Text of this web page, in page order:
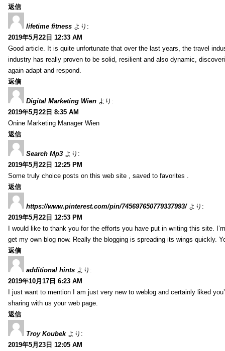
返信
lifetime fitness より:
2019年5月22日 12:33 AM
Good article. It is quite unfortunate that over the last years, the travel
industry has really proven to be solid, resilient and also dynamic,
again adapt and respond.
返信
Digital Marketing Wien より:
2019年5月22日 8:35 AM
Onine Marketing Manager Wien
返信
Search Mp3 より:
2019年5月22日 12:25 PM
Some truly choice posts on this web site , saved to favorites .
返信
https://www.pinterest.com/pin/745697650779337993/ より:
2019年5月22日 12:53 PM
I would like to thank you for the efforts you have put in writing this site.
get my own blog now. Really the blogging is spreading its wings quickly.
返信
additional hints より:
2019年10月17日 6:23 AM
I just want to mention I am just very new to weblog and certainly liked
sharing with us your web page.
返信
Troy Koubek より:
2019年5月23日 12:05 AM